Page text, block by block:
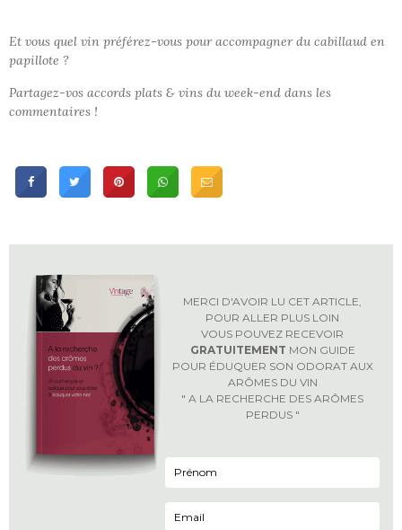
Et vous quel vin préférez-vous pour accompagner du cabillaud en
papillote ?
Partagez-vos accords plats & vins du week-end dans les
commentaires !
MERCI D'AVOIR LU CET ARTICLE,
POUR ALLER PLUS LOIN
VOUS POUVEZ RECEVOIR
GRATUITEMENT MON GUIDE
POUR ÉDUQUER SON ODORAT AUX
ARÔMES DU VIN
" A LA RECHERCHE DES ARÔMES
PERDUS "